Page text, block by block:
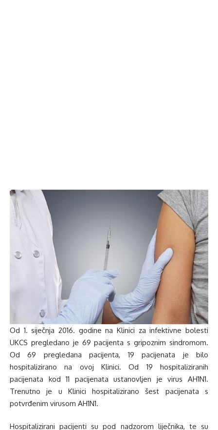
Od 1. siječnja 2016. godine na Klinici za infektivne bolesti
UKCS pregledano je 69 pacijenta s gripoznim sindromom.
Od 69 pregledana pacijenta, 19 pacijenata je bilo
hospitalizirano na ovoj Klinici. Od 19 hospitaliziranih
pacijenata kod 11 pacijenata ustanovljen je virus AH1N1.
Trenutno je u Klinici hospitalizirano šest pacijenata s
potvrđenim virusom AH1N1.
Hospitalizirani pacijenti su pod nadzorom liječnika, te su